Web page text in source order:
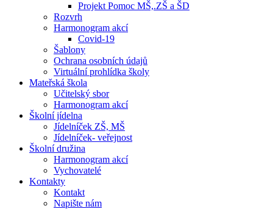
Projekt Pomoc MŠ,.ZŠ a ŠD
Rozvrh
Harmonogram akcí
Covid-19
Šablony
Ochrana osobních údajů
Virtuální prohlídka školy
Mateřská škola
Učitelský sbor
Harmonogram akcí
Školní jídelna
Jídelníček ZŠ, MŠ
Jídelníček- veřejnost
Školní družina
Harmonogram akcí
Vychovatelé
Kontakty
Kontakt
Napište nám